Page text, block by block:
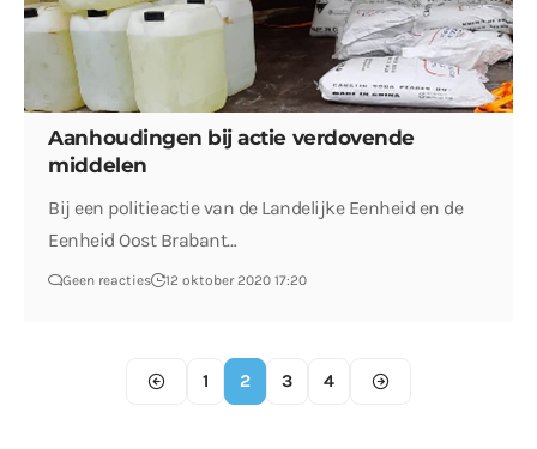
Aanhoudingen bij actie verdovende
middelen
Bij een politieactie van de Landelijke Eenheid en de
Eenheid Oost Brabant…
Geen reacties 12 oktober 2020 17:20
1 2 3 4